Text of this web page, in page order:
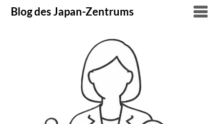
SkipBlog des Japan-Zentrums